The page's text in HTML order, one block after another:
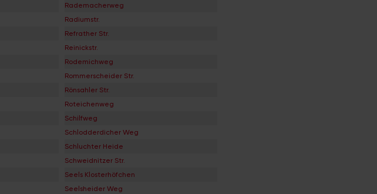
Rademacherweg
Radiumstr.
Refrather Str.
Reinickstr.
Rodemichweg
Rommerscheider Str.
Rönsahler Str.
Roteichenweg
Schilfweg
Schlodderdicher Weg
Schluchter Heide
Schweidnitzer Str.
Seels Klosterhöfchen
Seelsheider Weg